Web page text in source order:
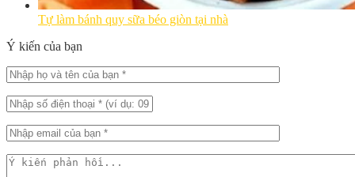
Tự làm bánh quy sữa béo giòn tại nhà
Ý kiến của bạn